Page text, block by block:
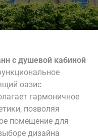
с душевой кабиной
оазис
гармоничное
позволяя
помещение для
дизайна